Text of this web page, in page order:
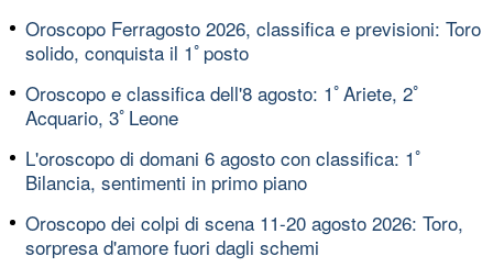
Oroscopo Ferragosto 2026, classifica e previsioni: Toro
solido, conquista il 1ﾟposto
Oroscopo e classifica dell'8 agosto: 1ﾟAriete, 2ﾟ
Acquario, 3ﾟLeone
L'oroscopo di domani 6 agosto con classifica: 1ﾟ
Bilancia, sentimenti in primo piano
Oroscopo dei colpi di scena 11-20 agosto 2026: Toro,
sorpresa d'amore fuori dagli schemi